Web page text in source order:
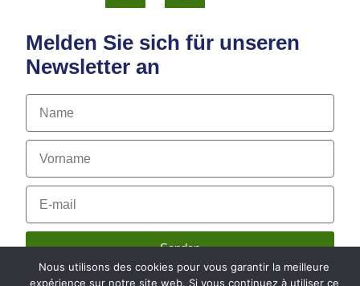
Melden Sie sich für unseren
Newsletter an
Senden
Nous utilisons des cookies pour vous garantir la meilleure
expérience sur notre site web. Si vous continuez à utiliser ce